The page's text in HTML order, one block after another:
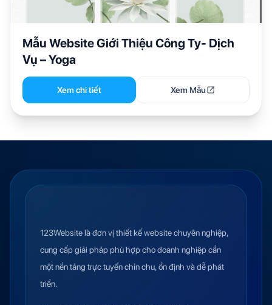
Mẫu Website Giới Thiệu Công Ty- Dịch
Vụ – Yoga
Xem chi tiết Xem Mẫu
123Website là đơn vị thiết kế website chuyên nghiệp,
cung cấp giải pháp phù hợp cho doanh nghiệp cần
một nền tảng trực tuyến chỉn chu, ổn định và dễ phát
triển.